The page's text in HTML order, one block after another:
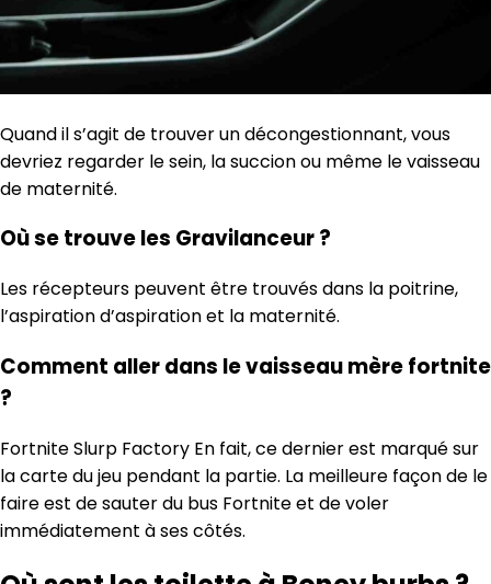
Quand il s’agit de trouver un décongestionnant, vous
devriez regarder le sein, la succion ou même le vaisseau
de maternité.
Où se trouve les Gravilanceur ?
Les récepteurs peuvent être trouvés dans la poitrine,
l’aspiration d’aspiration et la maternité.
Comment aller dans le vaisseau mère fortnite
?
Fortnite Slurp Factory En fait, ce dernier est marqué sur
la carte du jeu pendant la partie. La meilleure façon de le
faire est de sauter du bus Fortnite et de voler
immédiatement à ses côtés.